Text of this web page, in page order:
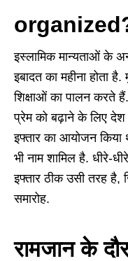
इस्लामिक मान्यताओं के
इबादत का महीना होता
शिक्षाओं का पालन करते
प्रेम को बढ़ाने के लिए देश
इफ्तार का आयोजन
भी नाम शामिल है. धीरे-
इफ्तार ठीक उसी तरह है,
समारोह.
रामजान के